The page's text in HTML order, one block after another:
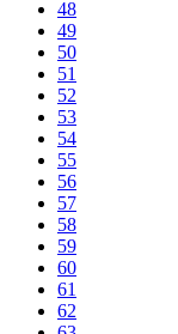
48
49
50
51
52
53
54
55
56
57
58
59
60
61
62